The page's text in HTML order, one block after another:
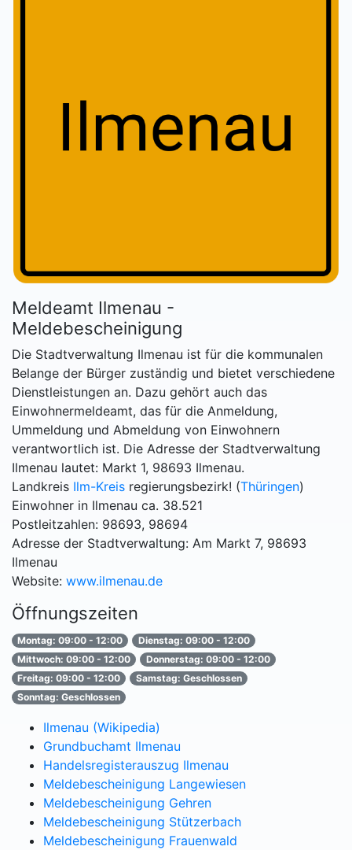
Meldeamt Ilmenau -
Meldebescheinigung
Die Stadtverwaltung Ilmenau ist für die kommunalen
Belange der Bürger zuständig und bietet verschiedene
Dienstleistungen an. Dazu gehört auch das
Einwohnermeldeamt, das für die Anmeldung,
Ummeldung und Abmeldung von Einwohnern
verantwortlich ist. Die Adresse der Stadtverwaltung
Ilmenau lautet: Markt 1, 98693 Ilmenau.
Landkreis Ilm-Kreis regierungsbezirk! (Thüringen)
Einwohner in Ilmenau ca. 38.521
Postleitzahlen: 98693, 98694
Adresse der Stadtverwaltung: Am Markt 7, 98693
Ilmenau
Website: www.ilmenau.de
Öffnungszeiten
Montag: 09:00 - 12:00
Dienstag: 09:00 - 12:00
Mittwoch: 09:00 - 12:00
Donnerstag: 09:00 - 12:00
Freitag: 09:00 - 12:00
Samstag: Geschlossen
Sonntag: Geschlossen
Ilmenau (Wikipedia)
Grundbuchamt Ilmenau
Handelsregisterauszug Ilmenau
Meldebescheinigung Langewiesen
Meldebescheinigung Gehren
Meldebescheinigung Stützerbach
Meldebescheinigung Frauenwald